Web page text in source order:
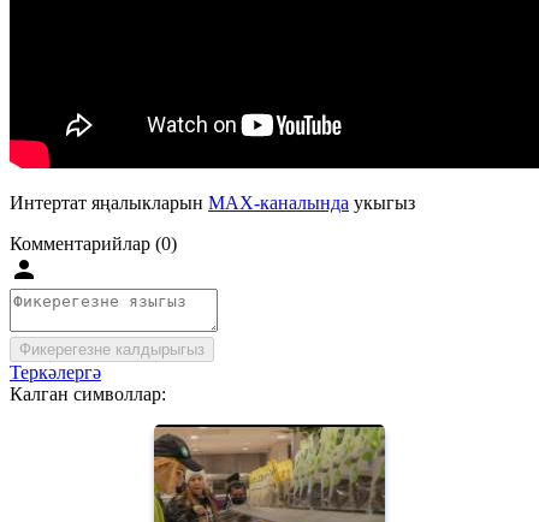
Интертат яңалыкларын MAX-каналында укыгыз
Комментарийлар (0)
Фикерегезне калдырыгыз
Теркәлергә
Калган символлар: